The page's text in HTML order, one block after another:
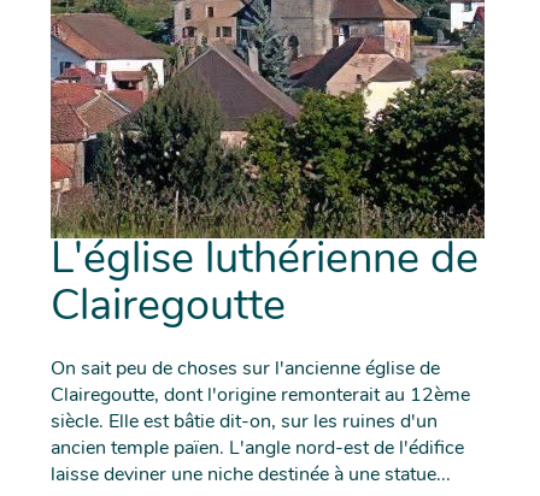
L'église luthérienne de
Clairegoutte
On sait peu de choses sur l'ancienne église de
Clairegoutte, dont l'origine remonterait au 12ème
siècle. Elle est bâtie dit-on, sur les ruines d'un
ancien temple païen. L'angle nord-est de l'édifice
laisse deviner une niche destinée à une statue...